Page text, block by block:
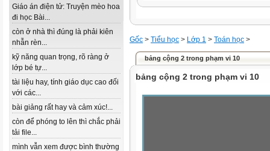
Giáo án điện tử: Truyện mèo hoa
đi học Bài...
còn ở nhà thì đúng là phải kiên
nhẫn rèn...
kỹ năng quan trọng, rõ ràng ở
lớp bé tự...
tài liệu hay, tính giáo dục cao đối
với các...
bài giảng rất hay và cảm xúc!...
còn để phóng to lên thì chắc phải
tải file...
mình vẫn xem được bình thường
Gốc > Tiểu học > Lớp 1 > Toán học >
bảng cộng 2 trong phạm vi 10
bảng cộng 2 trong phạm vi 10